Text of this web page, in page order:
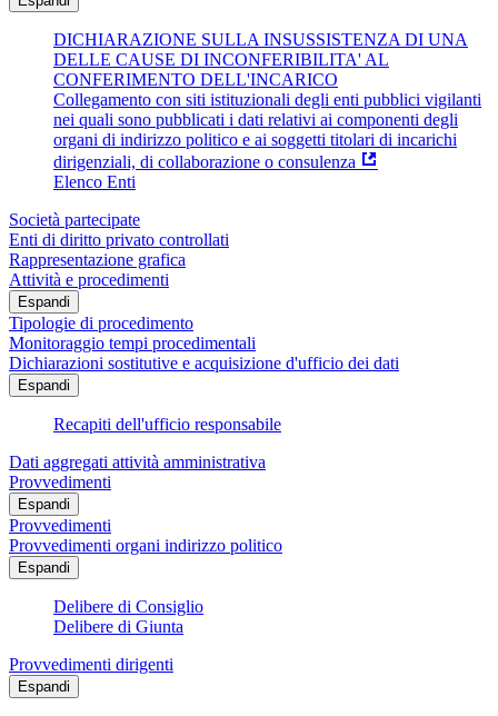
DICHIARAZIONE SULLA INSUSSISTENZA DI UNA
DELLE CAUSE DI INCONFERIBILITA' AL
CONFERIMENTO DELL'INCARICO
Collegamento con siti istituzionali degli enti pubblici vigilanti
nei quali sono pubblicati i dati relativi ai componenti degli
organi di indirizzo politico e ai soggetti titolari di incarichi
dirigenziali, di collaborazione o consulenza
Elenco Enti
Società partecipate
Enti di diritto privato controllati
Rappresentazione grafica
Attività e procedimenti
Espandi
Tipologie di procedimento
Monitoraggio tempi procedimentali
Dichiarazioni sostitutive e acquisizione d'ufficio dei dati
Espandi
Recapiti dell'ufficio responsabile
Dati aggregati attività amministrativa
Provvedimenti
Espandi
Provvedimenti
Provvedimenti organi indirizzo politico
Espandi
Delibere di Consiglio
Delibere di Giunta
Provvedimenti dirigenti
Espandi